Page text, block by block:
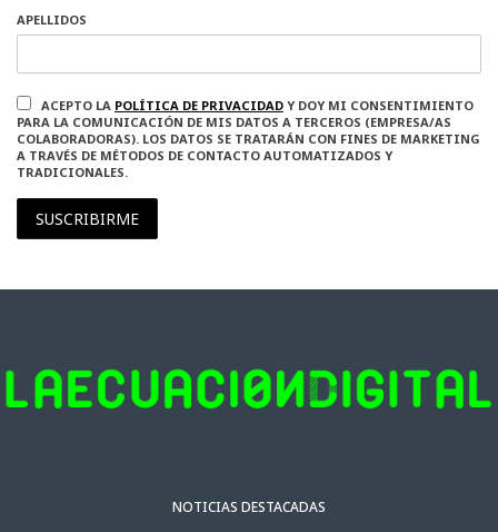
APELLIDOS
ACEPTO LA POLÍTICA DE PRIVACIDAD Y DOY MI CONSENTIMIENTO
PARA LA COMUNICACIÓN DE MIS DATOS A TERCEROS (EMPRESA/AS
COLABORADORAS). LOS DATOS SE TRATARÁN CON FINES DE MARKETING
A TRAVÉS DE MÉTODOS DE CONTACTO AUTOMATIZADOS Y
TRADICIONALES.
SUSCRIBIRME
NOTICIAS DESTACADAS